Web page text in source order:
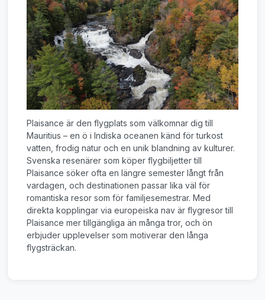
Plaisance är den flygplats som välkomnar dig till
Mauritius – en ö i Indiska oceanen känd för turkost
vatten, frodig natur och en unik blandning av kulturer.
Svenska resenärer som köper flygbiljetter till
Plaisance söker ofta en längre semester långt från
vardagen, och destinationen passar lika väl för
romantiska resor som för familjesemestrar. Med
direkta kopplingar via europeiska nav är flygresor till
Plaisance mer tillgängliga än många tror, och ön
erbjuder upplevelser som motiverar den långa
flygsträckan.